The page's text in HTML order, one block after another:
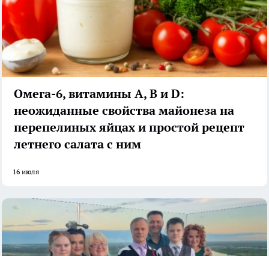
Омега-6, витамины А, В и D:
неожиданные свойства майонеза на
перепелиных яйцах и простой рецепт
летнего салата с ним
16 июля